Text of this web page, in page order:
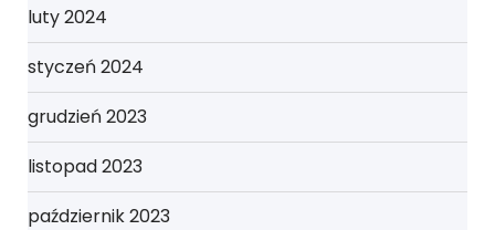
luty 2024
styczeń 2024
grudzień 2023
listopad 2023
październik 2023